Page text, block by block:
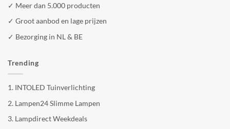
✓ Meer dan 5.000 producten
✓ Groot aanbod en lage prijzen
✓ Bezorging in NL & BE
Trending
1. INTOLED Tuinverlichting
2. Lampen24 Slimme Lampen
3. Lampdirect Weekdeals